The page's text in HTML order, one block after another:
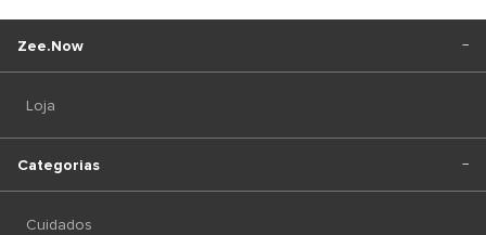
Zee.Now
Loja
Categorias
Cuidados